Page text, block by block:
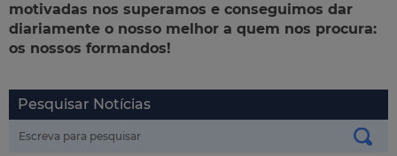
motivadas nos superamos e conseguimos dar
diariamente o nosso melhor a quem nos procura:
os nossos formandos!
Pesquisar Notícias